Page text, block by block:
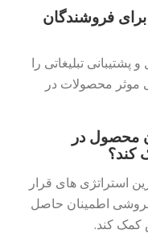
برای فروشندگان
پشتیبانی تبلیغاتی را
موثر محصولات در
محصول در
کند؟
استراتژی های قرار
اطمینان حاصل
کمک کند.